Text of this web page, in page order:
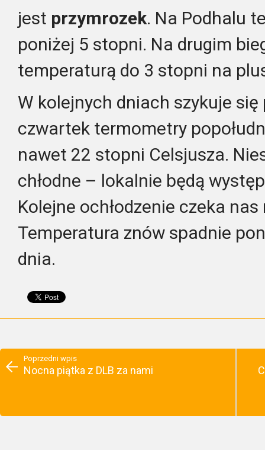
jest przymrozek. Na Podhalu
poniżej 5 stopni. Na drugim
temperaturą do 3 stopni na
W kolejnych dniach szykuje się
czwartek termometry
nawet 22 stopni Celsjusza.
chłodne – lokalnie będą
Kolejne ochłodzenie czeka
Temperatura znów spadnie
dnia.
Poprzedni wpis
Nocna piątka z DLB za nami